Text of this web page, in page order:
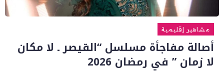
مشاهير إقليمية
أصالة مفاجأة مسلسل “القيصر ـ لا مكان
لا زمان ” في رمضان 2026